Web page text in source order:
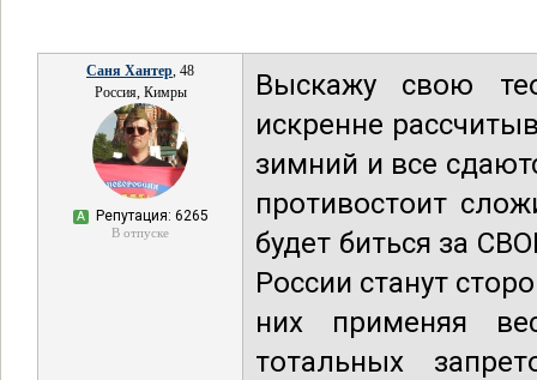
Саня Хантер, 48
Россия, Кимры
А Репутация: 6265
В отпуске
Выскажу свою
искренне
зимний и все
противостоит
будет биться за
России станут
них применяя
тотальных